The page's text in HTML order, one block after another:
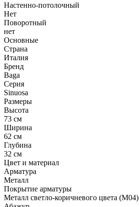
Настенно-потолочный
Нет
Поворотный
нет
Основные
Страна
Италия
Бренд
Baga
Серия
Sinuosa
Размеры
Высота
73 см
Ширина
62 см
Глубина
32 см
Цвет и материал
Арматура
Металл
Покрытие арматуры
Металл светло-коричневого цвета (M04)